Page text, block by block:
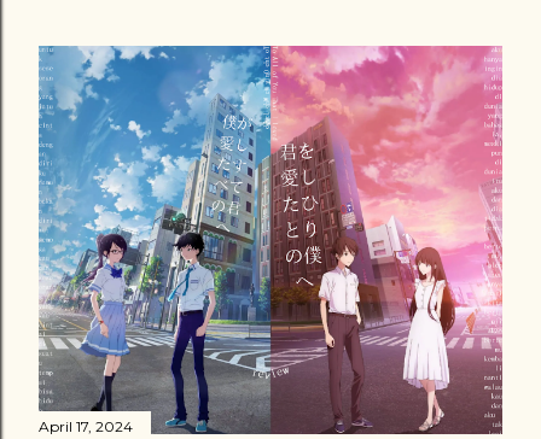
April 17, 2024